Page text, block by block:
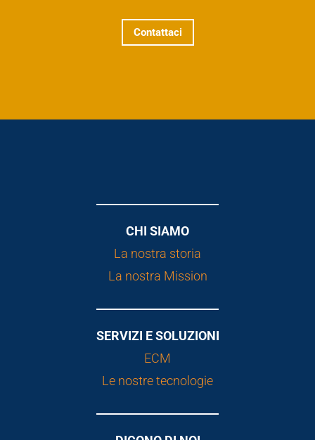
Contattaci
CHI SIAMO
La nostra storia
La nostra Mission
SERVIZI E SOLUZIONI
ECM
Le nostre tecnologie